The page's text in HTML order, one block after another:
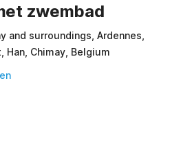
zwembad
and surroundings, Ardennes,
Han, Chimay, Belgium